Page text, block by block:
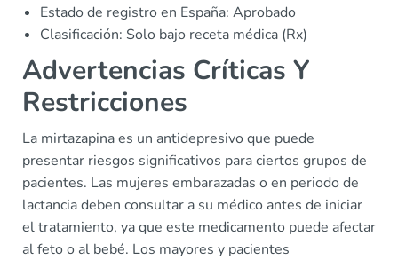
Estado de registro en España: Aprobado
Clasificación: Solo bajo receta médica (Rx)
Advertencias Críticas Y
Restricciones
La mirtazapina es un antidepresivo que puede
presentar riesgos significativos para ciertos grupos de
pacientes. Las mujeres embarazadas o en periodo de
lactancia deben consultar a su médico antes de iniciar
el tratamiento, ya que este medicamento puede afectar
al feto o al bebé. Los mayores y pacientes